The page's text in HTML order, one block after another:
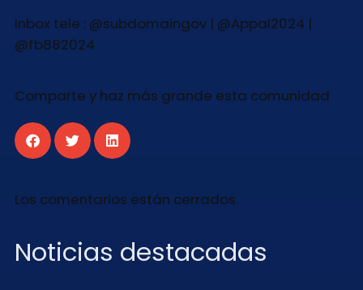
Inbox tele : @subdomaingov | @Appal2024 |
@fb882024
Comparte y haz más grande esta comunidad
Los comentarios están cerrados.
Noticias destacadas